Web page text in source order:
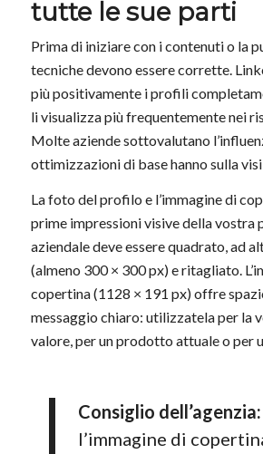
tutte le sue parti
Prima di iniziare con i contenuti o la
tecniche devono essere corrette.
più positivamente i profili
li visualizza più frequentemente nei
Molte aziende sottovalutano
ottimizzazioni di base hanno sulla
La foto del profilo e l’immagine di
prime impressioni visive della vostra
aziendale deve essere quadrato, ad
(almeno 300 × 300 px) e ritagliato.
copertina (1128 × 191 px) offre
messaggio chiaro: utilizzatela per la
valore, per un prodotto attuale o per
Consiglio dell’agenzia:
l’immagine di